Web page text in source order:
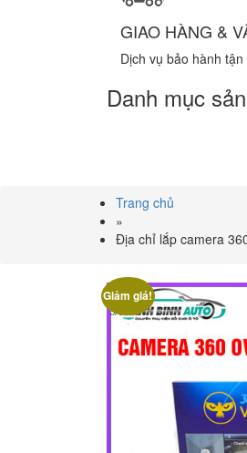
GIAO HÀNG &
Dịch vụ bảo hành tận
Danh mục
Trang chủ
»
Địa chỉ lắp camera
Giảm giá!